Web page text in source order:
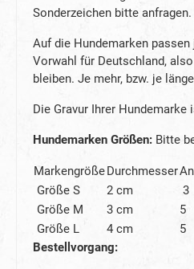
Sonderzeichen bitte anfragen.
Auf die Hundemarken
Vorwahl für Deutschland,
bleiben. Je mehr, bzw. je
Die Gravur Ihrer
Hundemarken Größen: Bitte
MarkengrößeDurchmesser
Größe S
2 cm 3
Größe M
3 cm 5
Größe L
4 cm 5
Bestellvorgang: